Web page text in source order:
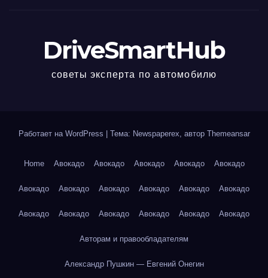
DriveSmartHub
советы эксперта по автомобилю
Работает на WordPress Тема: Newspaperex, автор Themeansar
Home Авокадо Авокадо Авокадо Авокадо Авокадо
Авокадо Авокадо Авокадо Авокадо Авокадо Авокадо
Авокадо Авокадо Авокадо Авокадо Авокадо Авокадо
Авторам и правообладателям
Александр Пушкин — Евгений Онегин